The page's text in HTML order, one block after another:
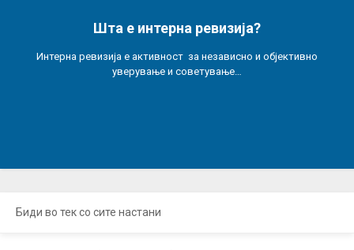
Шта е интерна ревизија?
Интерна ревизија е активност за независно и објективно
уверување и советување…
Биди во тек со сите настани